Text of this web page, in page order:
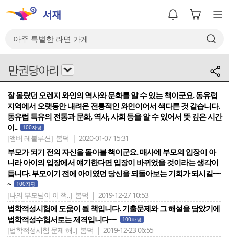
만권당아리
잘 몰랐던 오렌지 와인의 역사와 문화를 알 수 있는 책이군요. 동유럽
지역에서 오랫동안 내려온 전통적인 와인이어서 색다른 것 같습니다.
동유럽 특유의 전통과 문화, 역사, 사회 등을 알 수 있어서 뜻 깊은 시간
이..
100자평
[앰버 레볼루션] 봄덕 | 2020-01-07 15:31
부모가 되기 전의 자신을 돌아볼 책이군요. 매사에 부모의 입장이 아
니라 아이의 입장에서 얘기한다면 입장이 바뀌었을 것이라는 생각이
듭니다. 부모이기 전에 아이였던 당신을 되돌아보는 기회가 되시길~~
~
100자평
[나의 부모님이 이 책..] 봄덕 | 2019-12-27 10:53
법학적성시험에 도움이 될 책입니다. 기출문제와 그 해설을 담았기에
법학적성수험서로는 제격입니다~~
100자평
[법학적성시험 문제 해..] 봄덕 | 2019-12-23 06:55